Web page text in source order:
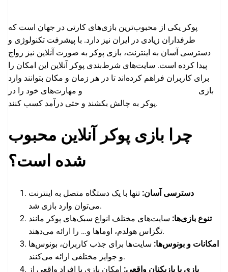
پوکر یکی از محبوب‌ترین بازی‌های کارتی در جهان است که
طرفداران زیادی در ایران نیز دارد. با پیشرفت تکنولوژی و
دسترسی آسان به اینترنت، بازی پوکر به صورت آنلاین نیز رواج
پیدا کرده است. سایت‌های شرط‌بندی پوکر آنلاین این امکان را
برای کاربران فراهم کرده‌اند تا در هر زمان و مکان بتوانند وارد
بازی
و مهارت‌های خود را در
پوکر به چالش بکشند و حتی درآمد کسب کنند.
چرا بازی پوکر آنلاین محبوب
شده است؟
دسترسی آسان: تنها با یک دستگاه متصل به اینترنت
می‌توان وارد بازی شد.
تنوع بازی‌ها: سایت‌های مختلف انواع سبک‌های پوکر مانند
تگزاس هولدم، اوماها و… را ارائه می‌دهند.
امکانات و بونوس‌ها: سایت‌ها برای جذب کاربران، بونوس‌ها
و جوایز مختلفی ارائه می‌کنند.
بازی با بازیکنان واقعی: امکان بازی با افراد واقعی از